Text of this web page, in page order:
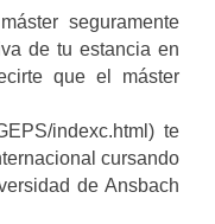
seguramente
de tu estancia en
que el máster
indexc.html) te
cursando
de Ansbach